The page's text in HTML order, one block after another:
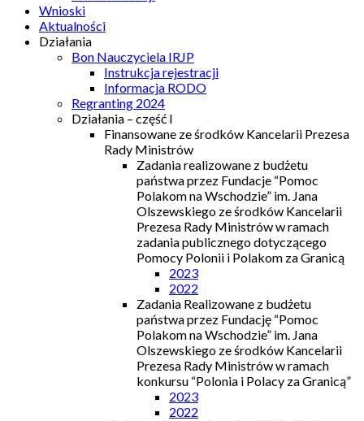
Wnioski
Aktualności
Działania
Bon Nauczyciela IRJP
Instrukcja rejestracji
Informacja RODO
Regranting 2024
Działania – część I
Finansowane ze środków Kancelarii Prezesa
Rady Ministrów
Zadania realizowane z budżetu
państwa przez Fundacje “Pomoc
Polakom na Wschodzie” im. Jana
Olszewskiego ze środków Kancelarii
Prezesa Rady Ministrów w ramach
zadania publicznego dotyczącego
Pomocy Polonii i Polakom za Granicą
2023
2022
Zadania Realizowane z budżetu
państwa przez Fundację “Pomoc
Polakom na Wschodzie” im. Jana
Olszewskiego ze środków Kancelarii
Prezesa Rady Ministrów w ramach
konkursu “Polonia i Polacy za Granicą”
2023
2022